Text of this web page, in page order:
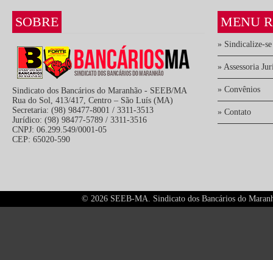
SOBRE
Sindicato dos Bancários do Maranhão - SEEB/MA
Rua do Sol, 413/417, Centro – São Luís (MA)
Secretaria: (98) 98477-8001 / 3311-3513
Jurídico: (98) 98477-5789 / 3311-3516
CNPJ: 06.299.549/0001-05
CEP: 65020-590
MENU
» Sindicalize-se
» Assessoria
» Convênios
» Contato
© 2026 SEEB-MA. Sindicato dos Bancários do